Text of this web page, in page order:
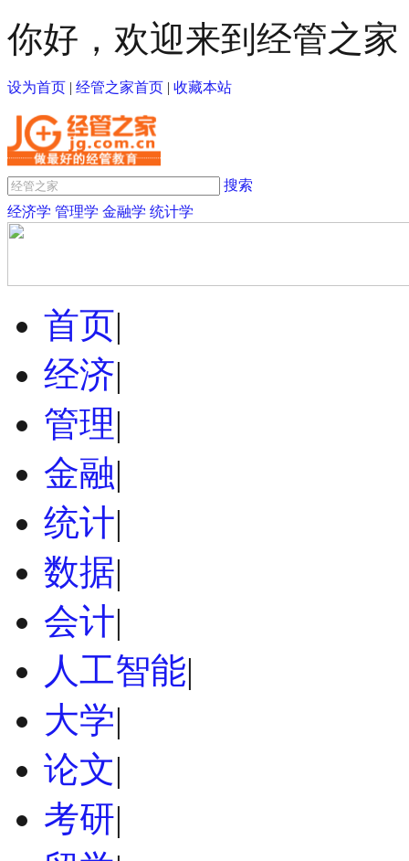
你好，欢迎来到经管之家
设为首页 | 经管之家首页 | 收藏本站
搜索
经济学 管理学 金融学 统计学
首页|
经济|
管理|
金融|
统计|
数据|
会计|
人工智能|
大学|
论文|
考研|